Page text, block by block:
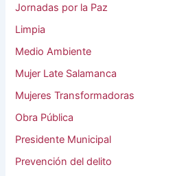
Jornadas por la Paz
Limpia
Medio Ambiente
Mujer Late Salamanca
Mujeres Transformadoras
Obra Pública
Presidente Municipal
Prevención del delito